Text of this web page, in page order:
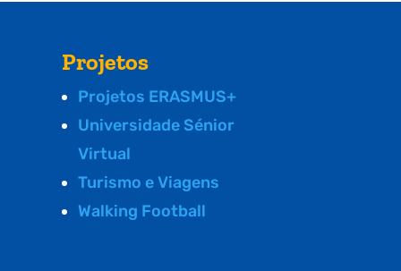
Projetos
Projetos ERASMUS+
Universidade Sénior
Virtual
Turismo e Viagens
Walking Football